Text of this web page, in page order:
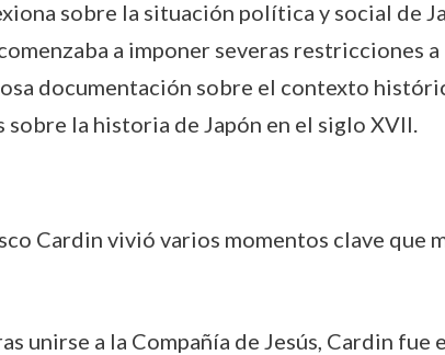
sobre la situación política y social de
a imponer severas restricciones
documentación sobre el contexto
la historia de Japón en el siglo XVII.
Cardin vivió varios momentos clave que
unirse a la Compañía de Jesús, Cardin